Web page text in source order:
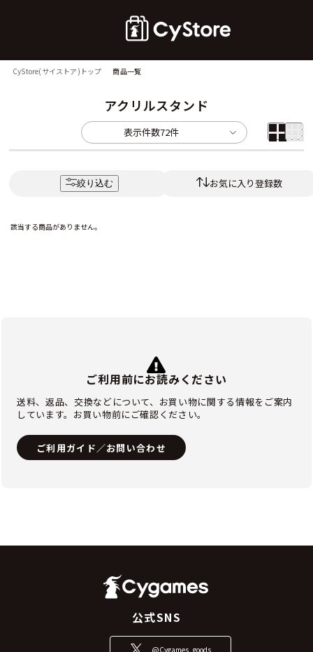
CyStore(サイストア)トップ 商品一覧
アクリルスタンド
表示件数72件
絞り込む お気に入り登録数
該当する商品がありません。
ご利用前にお読みください
送料、返品、交換などについて、お買い物に関する情報をご案内
しています。お買い物前にご確認ください。
ご利用ガイド／お問い合わせ
公式SNS
@Cygames_goods